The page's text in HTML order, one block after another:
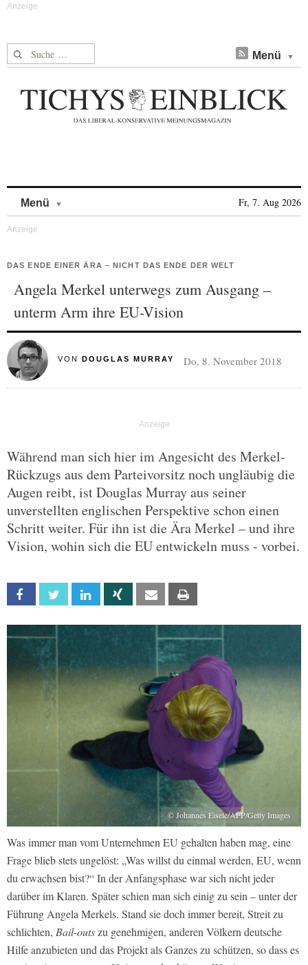
Suche nach: Menü
Menü Fr, 7. Aug 2026
DAS ENDE EINER ÄRA – NICHT DAS ENDE DER WELT
Angela Merkel unterwegs zum Ausgang –
unterm Arm ihre EU-Vision
VON DOUGLAS MURRAY Do, 8. November 2018
Während man sich hier im Angesicht des Merkel-
Rückzugs aus dem Parteivorsitz noch ungläubig die
Augen reibt, ist Douglas Murray aus seiner
unverstellten englischen Perspektive schon einen
Schritt weiter. Für ihn ist die Ära Merkel – und ihre
Vision, wohin sich die EU entwickeln muss - vorbei.
Facebook Twitter Linkedin Xing Email
© Johannes Eisele/AFP/Getty Images
Was immer man vom Unternehmen EU gehalten haben mag, eine
Frage blieb stets ungelöst: „Was willst du einmal werden, EU, wenn
du erwachsen bist?“ In der Anfangsphase war sich nicht jeder
darüber im Klaren. Später schien man sich einig zu sein – unter der
Führung Angela Merkels. Stand sie doch immer bereit, Streit zu
schlichten, Bail-outszu genehmigen, anderen Völkern deutsche
Hilfe anzubieten und das Projekt als Ganzes zu schützen, so dass es